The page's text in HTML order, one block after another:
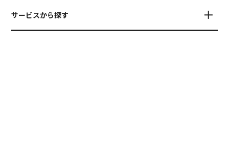
サービスから探す